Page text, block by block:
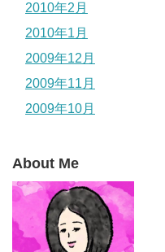
2010年2月
2010年1月
2009年12月
2009年11月
2009年10月
About Me